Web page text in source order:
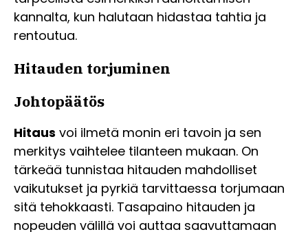
kannalta, kun halutaan hidastaa tahtia ja
rentoutua.
Hitauden torjuminen
Johtopäätös
Hitaus voi ilmetä monin eri tavoin ja sen
merkitys vaihtelee tilanteen mukaan. On
tärkeää tunnistaa hitauden mahdolliset
vaikutukset ja pyrkiä tarvittaessa torjumaan
sitä tehokkaasti. Tasapaino hitauden ja
nopeuden välillä voi auttaa saavuttamaan